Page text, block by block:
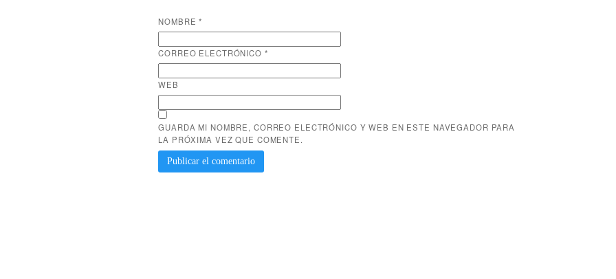
NOMBRE*
CORREO ELECTRÓNICO *
WEB
GUARDA MI NOMBRE, CORREO ELECTRÓNICO Y WEB EN ESTE NAVEGADOR PARA
LA PRÓXIMA VEZ QUE COMENTE.